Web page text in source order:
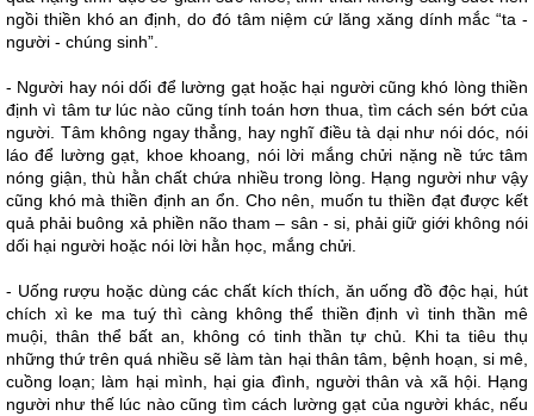
ngồi thiền khó an định, do đó tâm niệm cứ lăng xăng dính mắc “ta -
người - chúng sinh”.
- Người hay nói dối để lường gạt hoặc hại người cũng khó lòng thiền
định vì tâm tư lúc nào cũng tính toán hơn thua, tìm cách sén bớt của
người. Tâm không ngay thẳng, hay nghĩ điều tà dại như nói dóc, nói
láo để lường gạt, khoe khoang, nói lời mắng chửi nặng nề tức tâm
nóng giận, thù hằn chất chứa nhiều trong lòng. Hạng người như vậy
cũng khó mà thiền định an ổn. Cho nên, muốn tu thiền đạt được kết
quả phải buông xả phiền não tham – sân - si, phải giữ giới không nói
dối hại người hoặc nói lời hằn học, mắng chửi.
- Uống rượu hoặc dùng các chất kích thích, ăn uống đồ độc hại, hút
chích xì ke ma tuý thì càng không thể thiền định vì tinh thần mê
muội, thân thể bất an, không có tinh thần tự chủ. Khi ta tiêu thụ
những thứ trên quá nhiều sẽ làm tàn hại thân tâm, bệnh hoạn, si mê,
cuồng loạn; làm hại mình, hại gia đình, người thân và xã hội. Hạng
người như thế lúc nào cũng tìm cách lường gạt của người khác, nếu